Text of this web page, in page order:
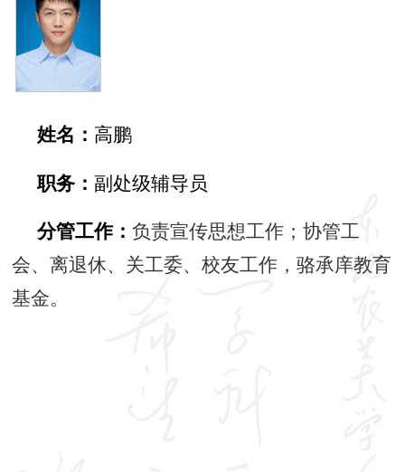
姓名： 高鹏
职务：副处级辅导员
分管工作：负责宣传思想工作；协管工
会、离退休、关工委、校友工作，骆承庠教育
基金。